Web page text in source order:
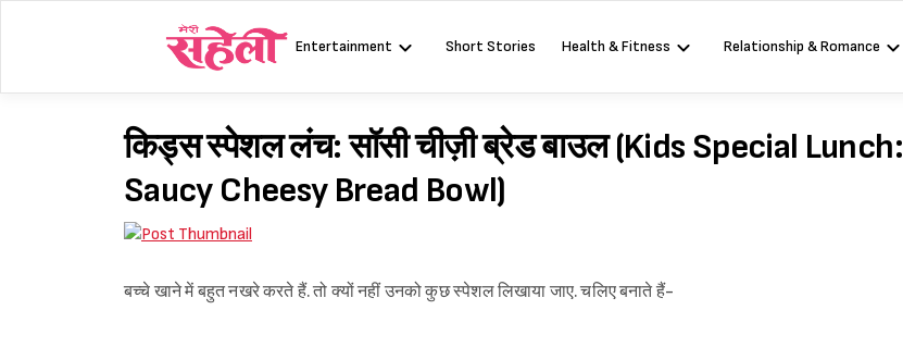
Entertainment Short Stories Health & Fitness Relationship & Romance
किड्स स्पेशल लंच: सॉसी चीज़ी ब्रेड बाउल (Kids Special Lunch:
Saucy Cheesy Bread Bowl)
बच्चे खाने में बहुत नखरे करते हैं. तो क्यों नहीं उनको कुछ स्पेशल लिखाया जाए. चलिए बनाते हैं-